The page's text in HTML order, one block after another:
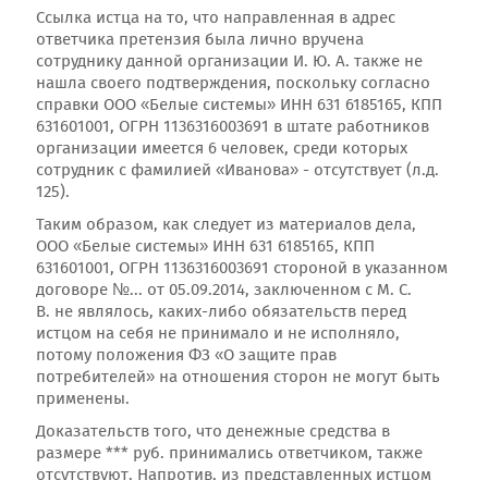
Ссылка истца на то, что направленная в адрес
ответчика претензия была лично вручена
сотруднику данной организации И. Ю. А. также не
нашла своего подтверждения, поскольку согласно
справки ООО «Белые системы» ИНН 631 6185165, КПП
631601001, ОГРН 1136316003691 в штате работников
организации имеется 6 человек, среди которых
сотрудник с фамилией «Иванова» - отсутствует (л.д.
125).
Таким образом, как следует из материалов дела,
ООО «Белые системы» ИНН 631 6185165, КПП
631601001, ОГРН 1136316003691 стороной в указанном
договоре №... от 05.09.2014, заключенном с М. С.
В. не являлось, каких-либо обязательств перед
истцом на себя не принимало и не исполняло,
потому положения ФЗ «О защите прав
потребителей» на отношения сторон не могут быть
применены.
Доказательств того, что денежные средства в
размере *** руб. принимались ответчиком, также